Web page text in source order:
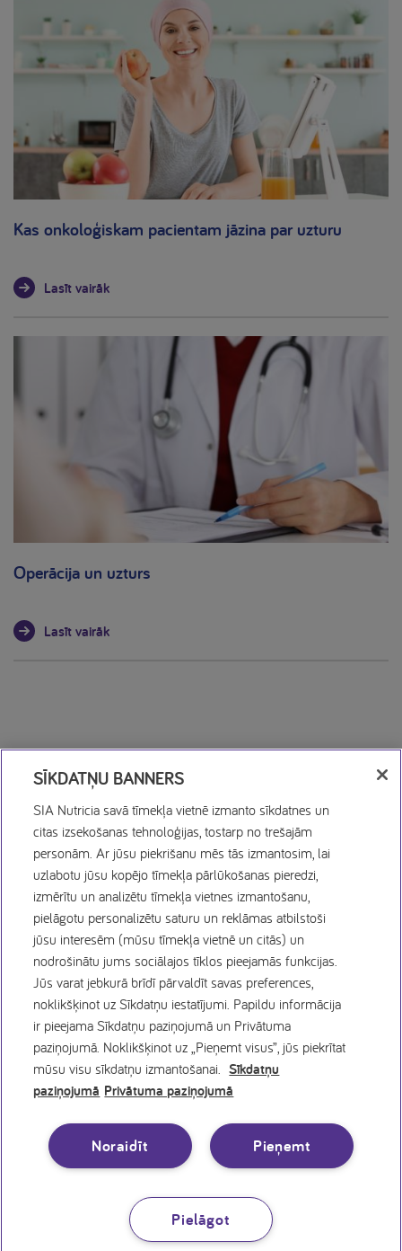
Kas onkoloģiskam pacientam jāzina par uzturu
Lasīt vairāk
Operācija un uzturs
Lasīt vairāk
Sīkdatņu politika
Privātuma politika
Lietošanas noteikumi
Vakances
Sīkfailu preferences
Juridiskais paziņojums
SĪKDATŅU BANNERS
SIA Nutricia savā tīmekļa vietnē izmanto sīkdatnes un
citas izsekošanas tehnoloģijas, tostarp no trešajām
personām. Ar jūsu piekrišanu mēs tās izmantosim, lai
uzlabotu jūsu kopējo tīmekļa pārlūkošanas pieredzi,
izmērītu un analizētu tīmekļa vietnes izmantošanu,
pielāgotu personalizētu saturu un reklāmas atbilstoši
jūsu interesēm (mūsu tīmekļa vietnē un citās) un
nodrošinātu jums sociālajos tīklos pieejamās funkcijas.
Jūs varat jebkurā brīdī pārvaldīt savas preferences,
noklikšķinot uz Sīkdatņu iestatījumi. Papildu informācija
ir pieejama Sīkdatņu paziņojumā un Privātuma
paziņojumā. Noklikšķinot uz „Pieņemt visus”, jūs piekrītat
mūsu visu sīkdatņu izmantošanai.
Sīkdatņu
paziņojumā Privātuma paziņojumā
Pieņemt
Noraidīt
Pielāgot